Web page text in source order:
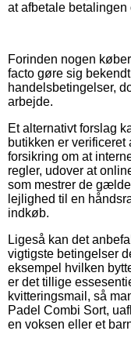
at afbetale
Forinden nogen
facto gøre sig
handelsbetingelser,
arbejde.
Et alternativt forslag
butikken er
forsikring om at
regler, udover at
som mestrer de
lejlighed til en
indkøb.
Ligeså kan det
vigtigste betingelser
eksempel hvilken
er det tillige
kvitteringsmail, så
Padel Combi Sort,
en voksen eller et